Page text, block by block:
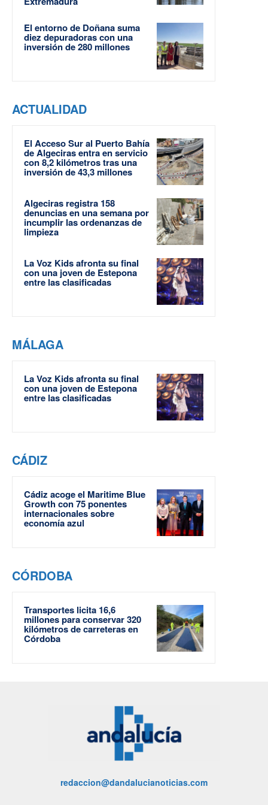
El entorno de Doñana suma
diez depuradoras con una
inversión de 280 millones
ACTUALIDAD
El Acceso Sur al Puerto Bahía
de Algeciras entra en servicio
con 8,2 kilómetros tras una
inversión de 43,3 millones
Algeciras registra 158
denuncias en una semana por
incumplir las ordenanzas de
limpieza
La Voz Kids afronta su final
con una joven de Estepona
entre las clasificadas
MÁLAGA
La Voz Kids afronta su final
con una joven de Estepona
entre las clasificadas
CÁDIZ
Cádiz acoge el Maritime Blue
Growth con 75 ponentes
internacionales sobre
economía azul
CÓRDOBA
Transportes licita 16,6
millones para conservar 320
kilómetros de carreteras en
Córdoba
redaccion@dandalucianoticias.com